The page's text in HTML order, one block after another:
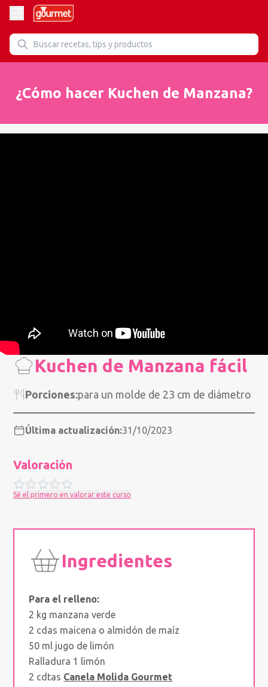
¿Cómo hacer Kuchen de Manzana?
Kuchen de Manzana fácil
Porciones:para un molde de 23 cm de diámetro
Última actualización:31/10/2023
Valoración
Sé el primero en valorar este curso
Ingredientes
Para el relleno:
2 kg manzana verde
2 cdas maicena o almidón de maíz
50 ml jugo de limón
Ralladura 1 limón
2 cdtas Canela Molida Gourmet